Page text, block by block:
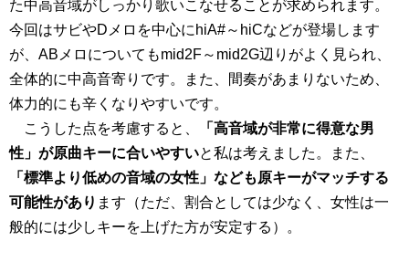
た中高音域がしっかり歌いこなせることが求められます。
今回はサビやDメロを中心にhiA#～hiCなどが登場します
が、ABメロについてもmid2F～mid2G辺りがよく見られ、
全体的に中高音寄りです。また、間奏があまりないため、
体力的にも辛くなりやすいです。
こうした点を考慮すると、
「高音域が非常に得意な男
性」が原曲キーに合いやすいと私は考えました。また、
「標準より低めの音域の女性」なども原キーがマッチする
可能性があり ます（ただ、割合としては少なく、女性は一
般的には少しキーを上げた方が安定する）。